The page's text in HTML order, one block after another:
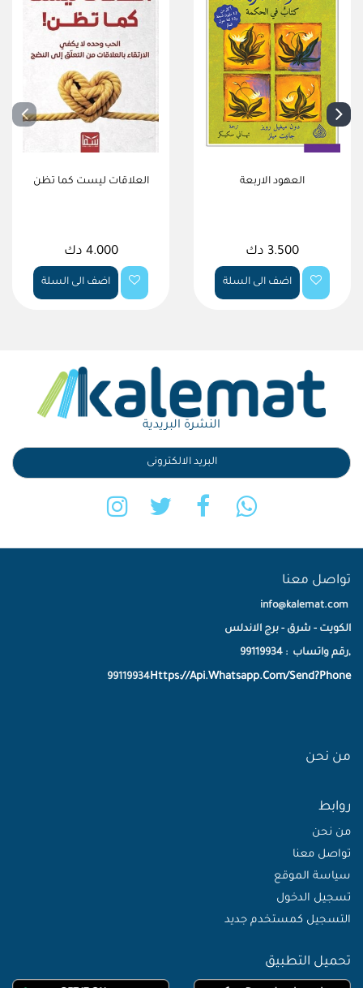
العلاقات ليست كما تظن
4.000 دك
اضف الى السلة
العهود الاربعة
3.500 دك
اضف الى السلة
النشرة البريدية
تواصل معنا
info@kalemat.com
الكويت - شرق - برج الاندلس
,رقم واتساب : 99119934
Https://Api.Whatsapp.Com/Send?Phone
99119934
من نحن
روابط
من نحن
تواصل معنا
سياسة الموقع
تسجيل الدخول
التسجيل كمستخدم جديد
تحميل التطبيق